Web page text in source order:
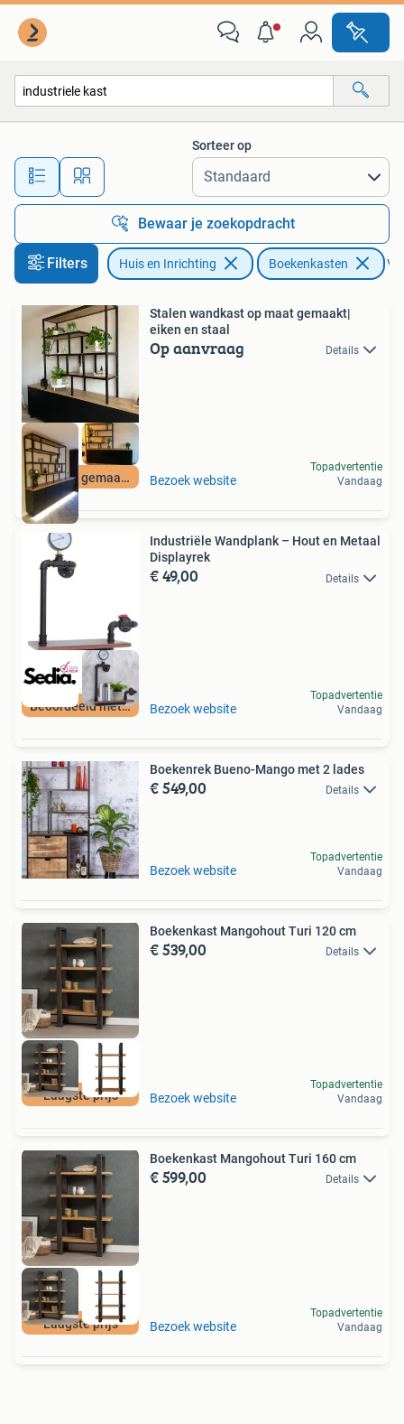
Alle afstanden…
Sorteer op
Bewaar je zoekopdracht
Filters Huis en Inrichting Boekenkasten
Op maat gemaakt
Stalen wandkast op maat gemaakt|
eiken en staal
Op aanvraag Details
Bezoek website
Topadvertentie
Vandaag
Beoordeeld met 9+
Industriële Wandplank – Hout en Metaal
Displayrek
€ 49,00 Details
Bezoek website
Topadvertentie
Vandaag
Boekenrek Bueno-Mango met 2 lades
€ 549,00 Details
Bezoek website
Topadvertentie
Vandaag
Laagste prijs
Boekenkast Mangohout Turi 120 cm
€ 539,00 Details
Bezoek website
Topadvertentie
Vandaag
Laagste prijs
Boekenkast Mangohout Turi 160 cm
€ 599,00 Details
Bezoek website
Topadvertentie
Vandaag